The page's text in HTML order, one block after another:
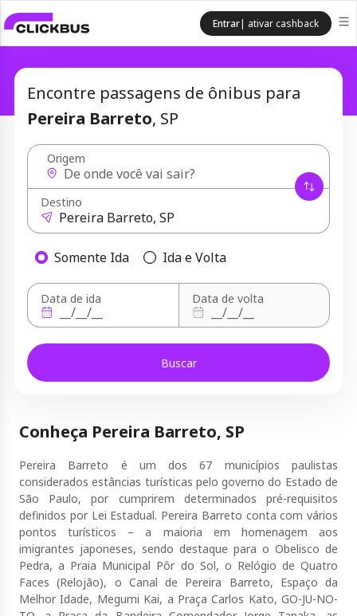
Entrar| ativar cashback
Encontre passagens de ônibus para
Pereira Barreto, SP
Somente Ida Ida e Volta
Origem
Destino
Data de ida Data de volta
Buscar
Conheça Pereira Barreto, SP
Pereira Barreto é um dos 67 municípios paulistas
considerados estâncias turísticas pelo governo do Estado de
São Paulo, por cumprirem determinados pré-requisitos
definidos por Lei Estadual. Pereira Barreto conta com vários
pontos turísticos – a maioria em homenagem aos
imigrantes japoneses, sendo destaque para o Obelisco de
Pedra, a Praia Municipal Pôr do Sol, o Relógio de Quatro
Faces (Relojão), o Canal de Pereira Barreto, Espaço da
Melhor Idade, Megumi Kai, a Praça Carlos Kato, GO-JU-NO-